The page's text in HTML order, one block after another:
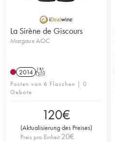
La Sirène de Giscours
Margaux AOC
2014 T
Posten von 6 Flaschen | 0
Gebote
120€
(Aktualisierung des Preises)
Preis pro Einheit 20€